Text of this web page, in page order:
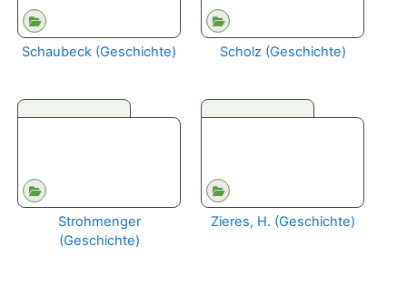
Schaubeck (Geschichte) Scholz (Geschichte)
Strohmenger
(Geschichte)
Zieres, H. (Geschichte)